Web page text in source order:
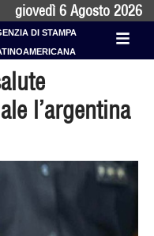
giovedì 6 Agosto 2026
DI STAMPA
l’argentina